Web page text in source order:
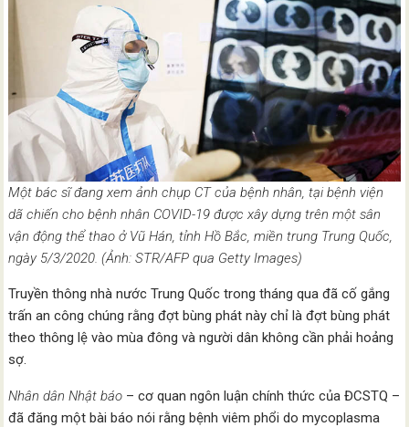
Một bác sĩ đang xem ảnh chụp CT của bệnh nhân, tại bệnh viện
dã chiến cho bệnh nhân COVID-19 được xây dựng trên một sân
vận động thể thao ở Vũ Hán, tỉnh Hồ Bắc, miền trung Trung Quốc,
ngày 5/3/2020. (Ảnh: STR/AFP qua Getty Images)
Truyền thông nhà nước Trung Quốc trong tháng qua đã cố gắng
trấn an công chúng rằng đợt bùng phát này chỉ là đợt bùng phát
theo thông lệ vào mùa đông và người dân không cần phải hoảng
sợ.
Nhân dân Nhật báo – cơ quan ngôn luận chính thức của ĐCSTQ –
đã đăng một bài báo nói rằng bệnh viêm phổi do mycoplasma